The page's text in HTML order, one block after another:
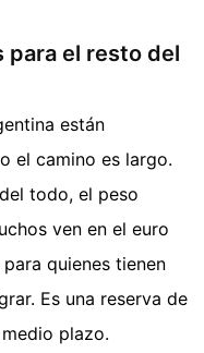
para el resto del
están
el camino es largo.
todo, el peso
ven en el euro
quienes tienen
Es una reserva de
plazo.